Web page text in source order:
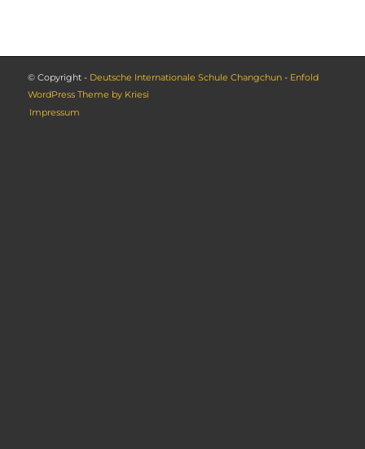
© Copyright - Deutsche Internationale Schule Changchun- Enfold
WordPress Theme by Kriesi
Impressum